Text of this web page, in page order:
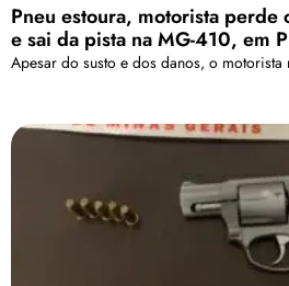
Pneu estoura, motorista perde
e sai da pista na MG-410, em
Apesar do susto e dos danos, o motorista